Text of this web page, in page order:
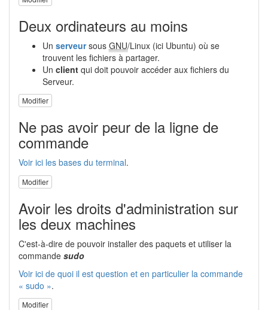
Deux ordinateurs au moins
Un serveursous GNU/Linux (ici Ubuntu) où se
trouvent les fichiers à partager.
Un client qui doit pouvoir accéder aux fichiers du
Serveur.
Modifier
Ne pas avoir peur de la ligne de
commande
Voir ici les bases du terminal.
Modifier
Avoir les droits d'administration sur
les deux machines
C'est-à-dire de pouvoir installer des paquets et utiliser la
commande sudo
Voir ici de quoi il est question et en particulier la commande
« sudo ».
Modifier